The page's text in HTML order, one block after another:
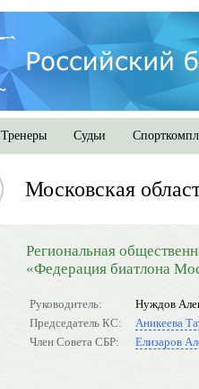
Тренеры Судьи
Московская
Региональная
«Федерация биатлона
Руководитель:
Нуждов
Председатель КС:
Аникеева
Член Совета СБР:
Елизаров